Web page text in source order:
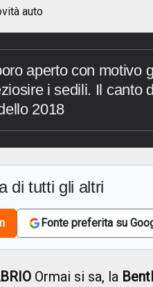
auto
aperto con motivo
i sedili. Il canto
2018
di tutti gli altri
Fonte preferita su
Ormai si sa, la